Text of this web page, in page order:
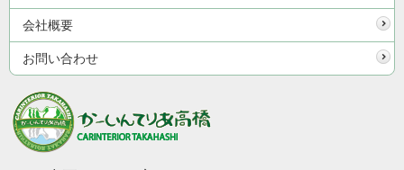
会社概要
お問い合わせ